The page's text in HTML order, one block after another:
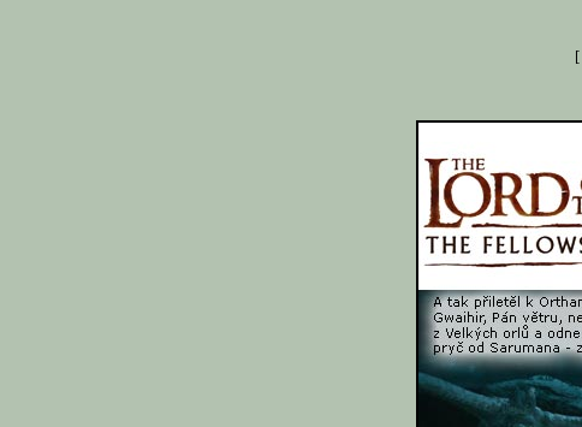
[